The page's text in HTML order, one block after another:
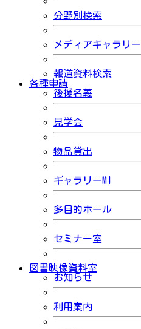
分野別検索
メディアギャラリー
報道資料検索
各種申請
後援名義
見学会
物品貸出
ギャラリーMI
多目的ホール
セミナー室
図書映像資料室
お知らせ
利用案内